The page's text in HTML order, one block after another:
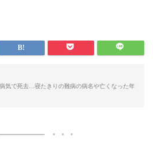
気で死去…寝たきりの難病の病名や亡くなった年